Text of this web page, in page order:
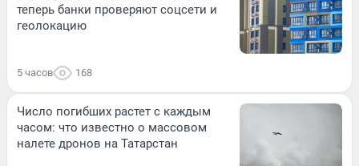
теперь банки проверяют соцсети и
геолокацию
5 часов 168
Число погибших растет с каждым
часом: что известно о массовом
налете дронов на Татарстан